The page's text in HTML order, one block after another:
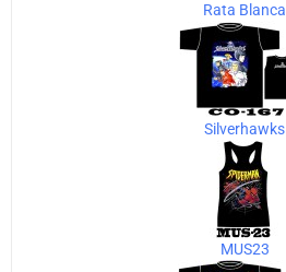
Rata Blanca
Silverhawks
MUS23